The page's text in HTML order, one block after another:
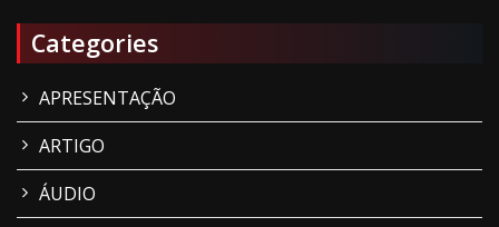
Categories
APRESENTAÇÃO
ARTIGO
ÁUDIO